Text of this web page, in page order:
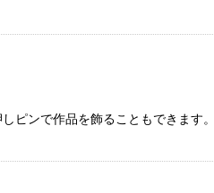
ンで作品を飾ることもできま